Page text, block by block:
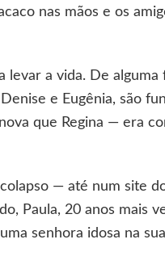
nas mãos e os
levar a vida. De alguma
e Eugênia, são
que Regina — era
— até num site
Paula, 20 anos mais
senhora idosa na